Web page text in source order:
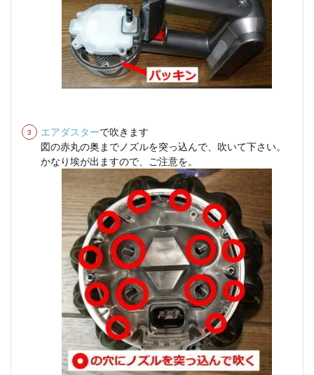
エアダスターで吹きます
図の赤丸の奥までノズルを突っ込んで、吹いて下さい。
かなり埃が出ますので、ご注意を。